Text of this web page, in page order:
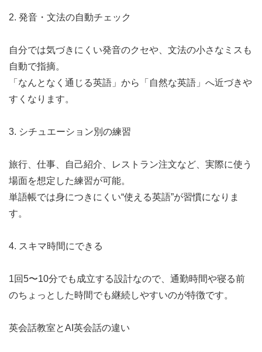
2. 発音・文法の自動チェック
自分では気づきにくい発音のクセや、文法の小さなミスも
自動で指摘。
「なんとなく通じる英語」から「自然な英語」へ近づきや
すくなります。
3. シチュエーション別の練習
旅行、仕事、自己紹介、レストラン注文など、実際に使う
場面を想定した練習が可能。
単語帳では身につきにくい“使える英語”が習慣になりま
す。
4. スキマ時間にできる
1回5〜10分でも成立する設計なので、通勤時間や寝る前
のちょっとした時間でも継続しやすいのが特徴です。
英会話教室とAI英会話の違い